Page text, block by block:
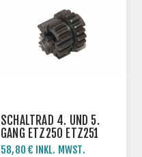
SCHALTRAD 4. UND 5.
GANG ETZ250 ETZ251
TS250/1
58,80 € INKL. MWST.